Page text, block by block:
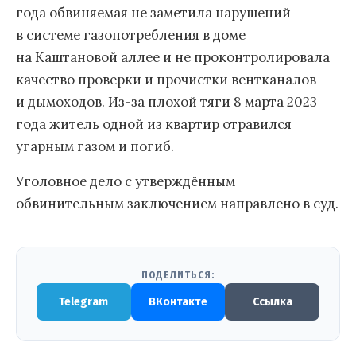
года обвиняемая не заметила нарушений
в системе газопотребления в доме
на Каштановой аллее и не проконтролировала
качество проверки и прочистки вентканалов
и дымоходов. Из-за плохой тяги 8 марта 2023
года житель одной из квартир отравился
угарным газом и погиб.
Уголовное дело с утверждённым
обвинительным заключением направлено в суд.
ПОДЕЛИТЬСЯ:
Telegram ВКонтакте Ссылка